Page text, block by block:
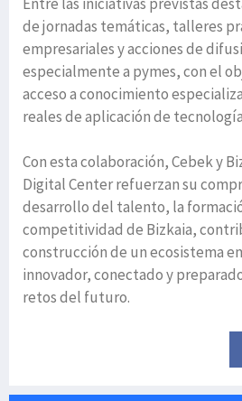
Entre las iniciativas previstas
de jornadas temáticas, talleres
empresariales y acciones de
especialmente a pymes, con el
acceso a conocimiento
reales de aplicación de
Con esta colaboración, Cebek y
Digital Center refuerzan su
desarrollo del talento, la
competitividad de Bizkaia,
construcción de un ecosistema
innovador, conectado y
retos del futuro.